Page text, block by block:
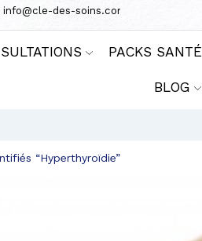
info@cle-des-soins.com
PACKS SANTÉ
BLOG
“Hyperthyroïdie”